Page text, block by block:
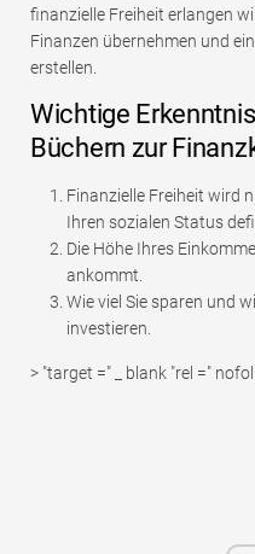
finanzielle Freiheit erlangen
Finanzen übernehmen und
erstellen.
Wichtige
Büchern zur
Finanzielle Freiheit wird
Ihren sozialen Status
Die Höhe Ihres
ankommt.
Wie viel Sie sparen und
investieren.
> "target =" _ blank "rel ="